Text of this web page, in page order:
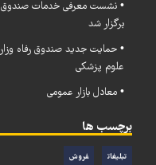
• نشست معرفی خدمات صندوق
برگزار شد
• حمایت جدید صندوق رفاه
علوم پزشکی
• معادل بازار عمومی
برچسب ها
تبلیغات فروش